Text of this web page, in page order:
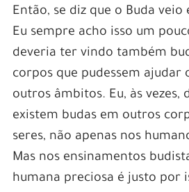
Então, se diz que o Buda
Eu sempre acho isso um
deveria ter vindo também
corpos que pudessem ajudar
outros âmbitos. Eu, às vezes,
existem budas em outros
seres, não apenas nos
Mas nos ensinamentos
humana preciosa é justo por